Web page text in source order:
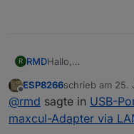
R RMDHallo,
übrig.
Trotzdem Danke!
Offline
ESP8266schrieb am 25.
zuletzt editiert
@rmd sagte in USB-
maxcul-Adapter via